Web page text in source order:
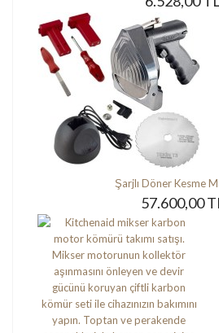
Şarjlı Döner Kesme
57.600,00